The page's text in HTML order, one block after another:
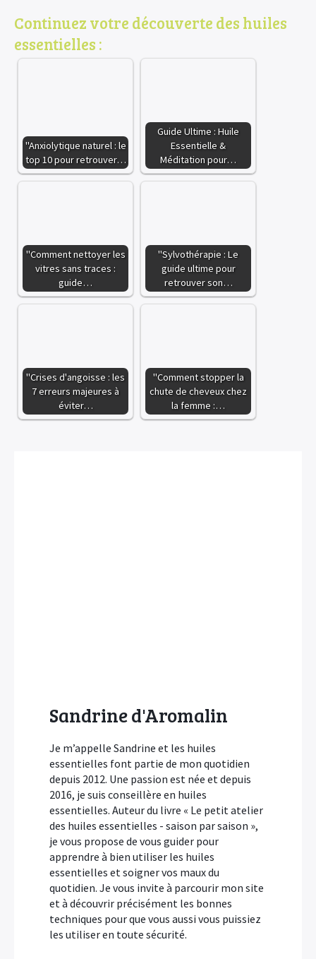
Continuez votre découverte des huiles
essentielles :
"Anxiolytique naturel : le
top 10 pour retrouver…
Guide Ultime : Huile
Essentielle &
Méditation pour…
"Comment nettoyer les
vitres sans traces :
guide…
"Sylvothérapie : Le
guide ultime pour
retrouver son…
"Crises d'angoisse : les
7 erreurs majeures à
éviter…
"Comment stopper la
chute de cheveux chez
la femme :…
Sandrine d'Aromalin
Je m’appelle Sandrine et les huiles
essentielles font partie de mon quotidien
depuis 2012. Une passion est née et depuis
2016, je suis conseillère en huiles
essentielles. Auteur du livre « Le petit atelier
des huiles essentielles - saison par saison »,
je vous propose de vous guider pour
apprendre à bien utiliser les huiles
essentielles et soigner vos maux du
quotidien. Je vous invite à parcourir mon site
et à découvrir précisément les bonnes
techniques pour que vous aussi vous puissiez
les utiliser en toute sécurité.